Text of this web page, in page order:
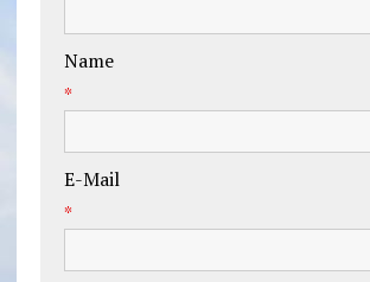
Name
*
E-Mail
*